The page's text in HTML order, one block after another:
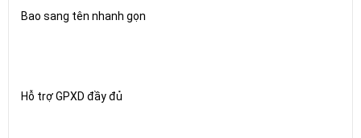
Bao sang tên nhanh gọn
Hỗ trợ GPXD đầy đủ